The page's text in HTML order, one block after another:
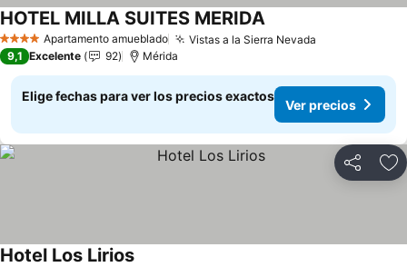
4 EstrellasApartamento amueblado Vistas a la Sierra Nevada
HOTEL MILLA SUITES MERIDA
9,1 Excelente 92 Mérida
Elige fechas para ver los precios exactos
Ver precios
Compartir
Hotel Los Lirios